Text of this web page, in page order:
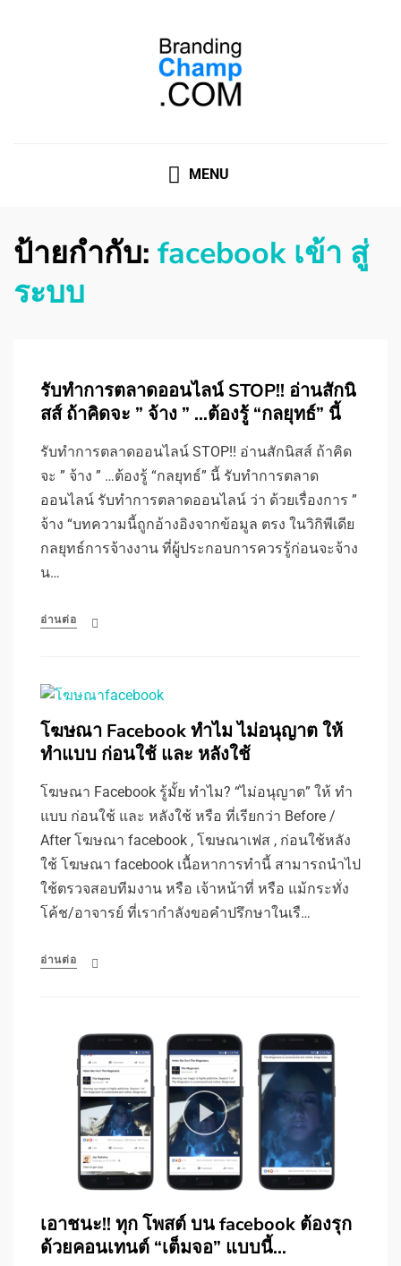
MENU
ป้ายกำกับ: facebook เข้า สู่
ระบบ
รับทําการตลาดออนไลน์ STOP!! อ่านสักนิ
สส์ ถ้าคิดจะ ” จ้าง ” …ต้องรู้ “กลยุทธ์” นี้
รับทําการตลาดออนไลน์ STOP!! อ่านสักนิสส์ ถ้าคิด
จะ ” จ้าง ” …ต้องรู้ “กลยุทธ์” นี้ รับทําการตลาด
ออนไลน์ รับทําการตลาดออนไลน์ ว่า ด้วยเรื่องการ ”
จ้าง “บทความนี้ถูกอ้างอิงจากข้อมูล ตรง ในวิกิพีเดีย
กลยุทธ์การจ้างงาน ที่ผู้ประกอบการควรรู้ก่อนจะจ้าง
น…
อ่านต่อ
โฆษณา Facebook ทำไม ไม่อนุญาต ให้
ทำแบบ ก่อนใช้ และ หลังใช้
โฆษณา Facebook รู้มั้ย ทำไม? “ไม่อนุญาต” ให้ ทำ
แบบ ก่อนใช้ และ หลังใช้ หรือ ที่เรียกว่า Before /
After โฆษณา facebook , โฆษณาเฟส , ก่อนใช้หลัง
ใช้ โฆษณา facebook เนื้อหาการทำนี้ สามารถนำไป
ใช้ตรวจสอบทีมงาน หรือ เจ้าหน้าที่ หรือ แม้กระทั่ง
โค้ช/อาจารย์ ที่เรากำลังขอคำปรึกษาในเรื…
อ่านต่อ
เอาชนะ!! ทุก โพสต์ บน facebook ต้องรุก
ด้วยคอนเทนต์ “เต็มจอ” แบบนี้…